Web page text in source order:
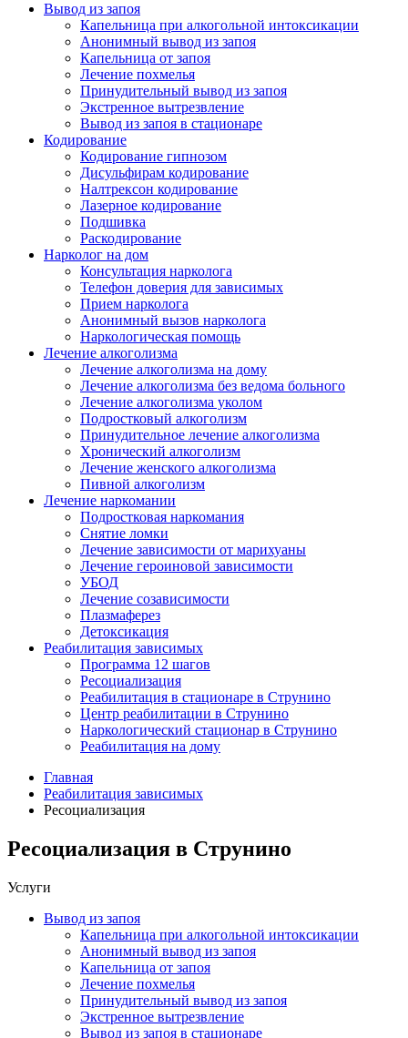
Вывод из запоя
Капельница при алкогольной интоксикации
Анонимный вывод из запоя
Капельница от запоя
Лечение похмелья
Принудительный вывод из запоя
Экстренное вытрезвление
Вывод из запоя в стационаре
Кодирование
Кодирование гипнозом
Дисульфирам кодирование
Налтрексон кодирование
Лазерное кодирование
Подшивка
Раскодирование
Нарколог на дом
Консультация нарколога
Телефон доверия для зависимых
Прием нарколога
Анонимный вызов нарколога
Наркологическая помощь
Лечение алкоголизма
Лечение алкоголизма на дому
Лечение алкоголизма без ведома больного
Лечение алкоголизма уколом
Подростковый алкоголизм
Принудительное лечение алкоголизма
Хронический алкоголизм
Лечение женского алкоголизма
Пивной алкоголизм
Лечение наркомании
Подростковая наркомания
Снятие ломки
Лечение зависимости от марихуаны
Лечение героиновой зависимости
УБОД
Лечение созависимости
Плазмаферез
Детоксикация
Реабилитация зависимых
Программа 12 шагов
Ресоциализация
Реабилитация в стационаре в Струнино
Центр реабилитации в Струнино
Наркологический стационар в Струнино
Реабилитация на дому
Главная
Реабилитация зависимых
Ресоциализация
Ресоциализация в Струнино
Услуги
Вывод из запоя
Капельница при алкогольной интоксикации
Анонимный вывод из запоя
Капельница от запоя
Лечение похмелья
Принудительный вывод из запоя
Экстренное вытрезвление
Вывод из запоя в стационаре